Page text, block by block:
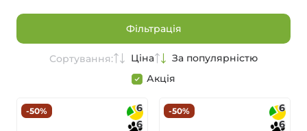
Фільтрація
Сортування: Ціна
За популярністю
Акція
-50%
6
6
-50%
6
6